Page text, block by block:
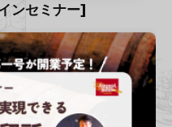
インセミナー]